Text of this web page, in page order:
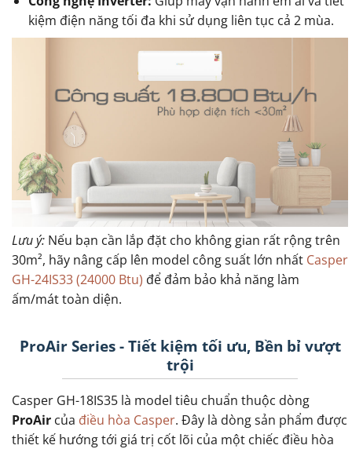
kiệm điện năng tối đa khi sử dụng liên tục cả 2 mùa.
Lưu ý: Nếu bạn cần lắp đặt cho không gian rất rộng trên
30m², hãy nâng cấp lên model công suất lớn nhất Casper
GH-24IS33 (24000 Btu) để đảm bảo khả năng làm
ấm/mát toàn diện.
ProAir Series - Tiết kiệm tối ưu, Bền bỉ vượt
trội
Casper GH-18IS35 là model tiêu chuẩn thuộc dòng
ProAir của điều hòa Casper. Đây là dòng sản phẩm được
thiết kế hướng tới giá trị cốt lõi của một chiếc điều hòa